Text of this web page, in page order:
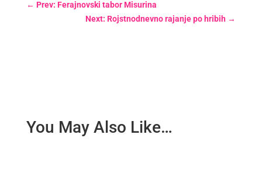
← Prev: Ferajnovski tabor Misurina
Next: Rojstnodnevno rajanje po hribih →
You May Also Like…